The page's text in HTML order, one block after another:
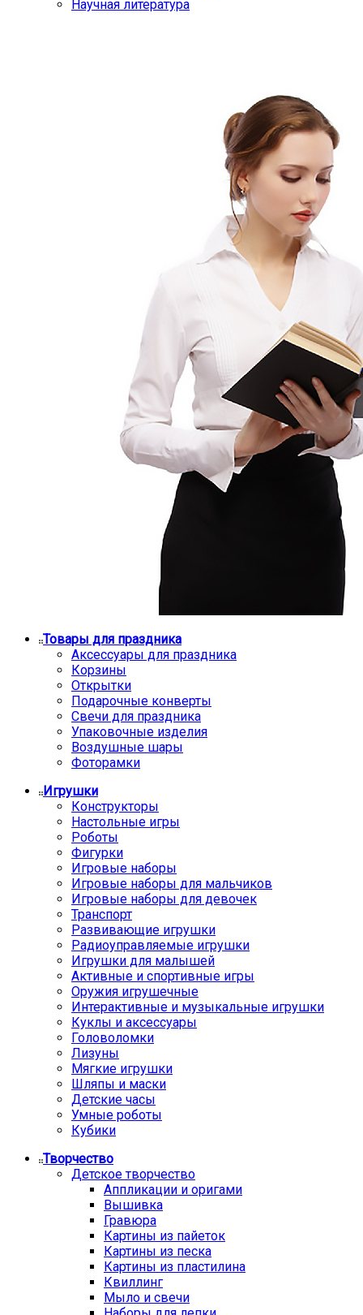
Научная литература
Товары для праздника
Аксессуары для праздника
Корзины
Открытки
Подарочные конверты
Свечи для праздника
Упаковочные изделия
Воздушные шары
Фоторамки
Игрушки
Конструкторы
Настольные игры
Роботы
Фигурки
Игровые наборы
Игровые наборы для мальчиков
Игровые наборы для девочек
Транспорт
Развивающие игрушки
Радиоуправляемые игрушки
Игрушки для малышей
Активные и спортивные игры
Оружия игрушечные
Интерактивные и музыкальные игрушки
Куклы и аксессуары
Головоломки
Лизуны
Мягкие игрушки
Шляпы и маски
Детские часы
Умные роботы
Кубики
Творчество
Детское творчество
Аппликации и оригами
Вышивка
Гравюра
Картины из пайеток
Картины из песка
Картины из пластилина
Квиллинг
Мыло и свечи